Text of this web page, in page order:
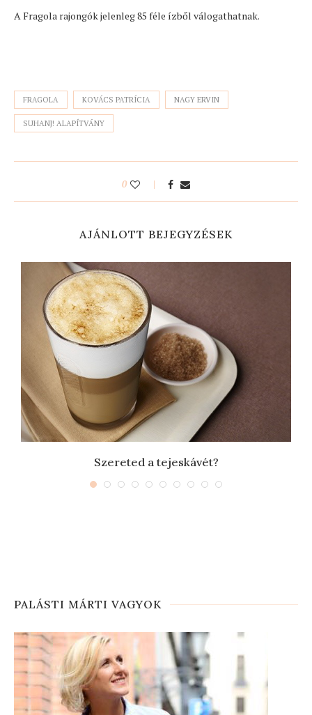
A Fragola rajongók jelenleg 85 féle ízből válogathatnak.
FRAGOLA KOVÁCS PATRÍCIA NAGY ERVIN
SUHANJ! ALAPÍTVÁNY
0
AJÁNLOTT BEJEGYZÉSEK
Szereted a tejeskávét?
PALÁSTI MÁRTI VAGYOK